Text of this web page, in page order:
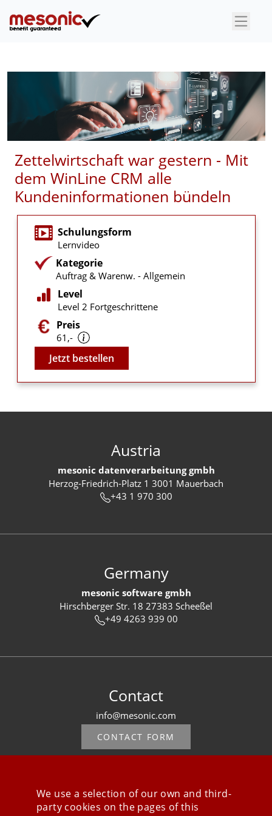
×
Zettelwirtschaft war gestern - Mit
dem WinLine CRM alle
Kundeninformationen bündeln
Schulungsform
Lernvideo
Kategorie
Auftrag & Warenw. - Allgemein
Level
Level 2 Fortgeschrittene
Preis
61,-
Video
Jetzt bestellen
Austria
mesonic datenverarbeitung gmbh
Herzog-Friedrich-Platz 1 3001 Mauerbach
+43 1 970 300
Germany
mesonic software gmbh
Hirschberger Str. 18 27383 Scheeßel
+49 4263 939 00
Contact
info@mesonic.com
CONTACT FORM
We use a selection of our own and third-
party cookies on the pages of this